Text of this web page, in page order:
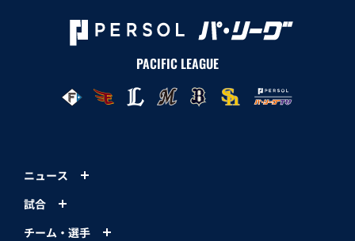
PACIFIC LEAGUE
ニュース
試合
チーム・選手